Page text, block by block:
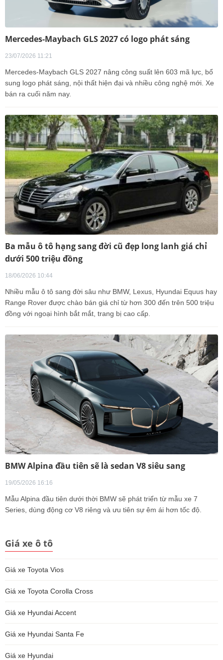
Mercedes-Maybach GLS 2027 có logo phát sáng
23/07/2026 11:21
Mercedes-Maybach GLS 2027 nâng công suất lên 603 mã lực, bổ
sung logo phát sáng, nội thất hiện đại và nhiều công nghệ mới. Xe
bán ra cuối năm nay.
Ba mẫu ô tô hạng sang đời cũ đẹp long lanh giá chỉ
dưới 500 triệu đồng
18/06/2026 10:44
Nhiều mẫu ô tô sang đời sâu như BMW, Lexus, Hyundai Equus hay
Range Rover được chào bán giá chỉ từ hơn 300 đến trên 500 triệu
đồng với ngoại hình bắt mắt, trang bị cao cấp.
BMW Alpina đầu tiên sẽ là sedan V8 siêu sang
19/05/2026 16:16
Mẫu Alpina đầu tiên dưới thời BMW sẽ phát triển từ mẫu xe 7
Series, dùng động cơ V8 riêng và ưu tiên sự êm ái hơn tốc độ.
Giá xe ô tô
Giá xe Toyota Vios
Giá xe Toyota Corolla Cross
Giá xe Hyundai Accent
Giá xe Hyundai Santa Fe
Giá xe Hyundai